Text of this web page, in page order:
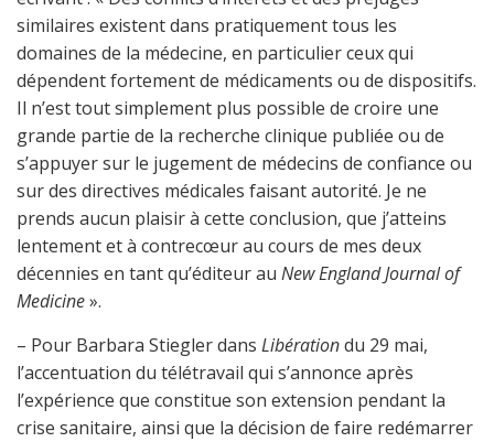
similaires existent dans pratiquement tous les
domaines de la médecine, en particulier ceux qui
dépendent fortement de médicaments ou de dispositifs.
Il n’est tout simplement plus possible de croire une
grande partie de la recherche clinique publiée ou de
s’appuyer sur le jugement de médecins de confiance ou
sur des directives médicales faisant autorité. Je ne
prends aucun plaisir à cette conclusion, que j’atteins
lentement et à contrecœur au cours de mes deux
décennies en tant qu’éditeur au New England Journal of
Medicine».
– Pour Barbara Stiegler dans Libérationdu 29 mai,
l’accentuation du télétravail qui s’annonce après
l’expérience que constitue son extension pendant la
crise sanitaire, ainsi que la décision de faire redémarrer